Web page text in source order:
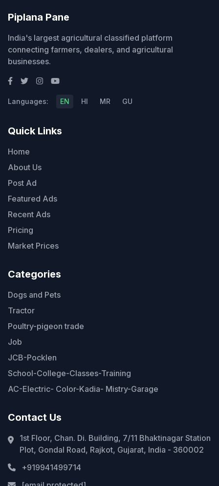
Piplana Pane
India's largest agricultural classified platform
connecting farmers, dealers, and agricultural
businesses.
Languages: EN HI MR GU
Quick Links
Home
About Us
Post Ad
Featured Ads
Recent Ads
Pricing
Market Prices
Categories
Dogs and Pets
Tractor
Poultry-pigeon trade
Job
JCB-Pocklen
School-College-Classes-Training
AC-Electric- Color-Kadia- Mistry-Garage
Contact Us
1st Floor, Chan. Di. Building, 7/11 Bhaktinagar Station
Plot, Gondal Road, Rajkot, Gujarat, India - 360002
+919941499714